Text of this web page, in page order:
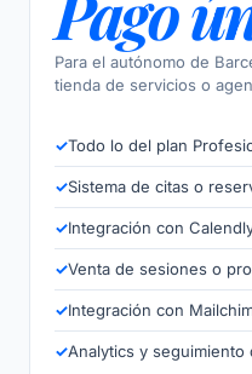
Para el autónomo de
tienda de servicios o
✓Todo lo del plan
✓Sistema de citas o
✓Integración con
✓Venta de sesiones o
✓Integración con
✓Analytics y